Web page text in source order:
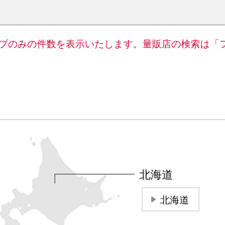
のみの件数を表示いたします。量販店の検索は「
北海道
北海道